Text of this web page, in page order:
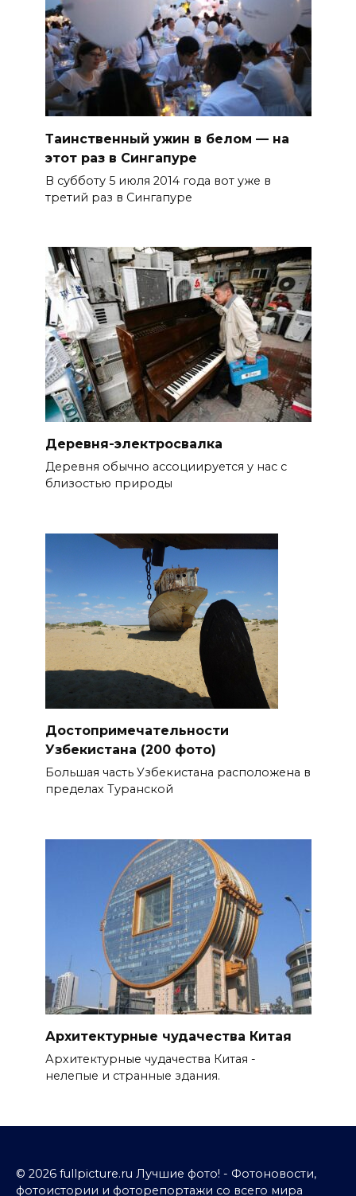
Таинственный ужин в белом — на
этот раз в Сингапуре
В субботу 5 июля 2014 года вот уже в
третий раз в Сингапуре
Деревня-электросвалка
Деревня обычно ассоциируется у нас с
близостью природы
Достопримечательности
Узбекистана (200 фото)
Большая часть Узбекистана расположена в
пределах Туранской
Архитектурные чудачества Китая
Архитектурные чудачества Китая -
нелепые и странные здания.
© 2026 fullpicture.ru Лучшие фото! - Фотоновости,
фотоистории и фоторепортажи со всего мира